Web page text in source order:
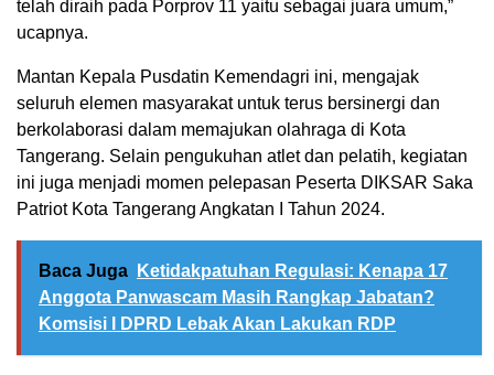
telah diraih pada Porprov 11 yaitu sebagai juara umum,”
ucapnya.
Mantan Kepala Pusdatin Kemendagri ini, mengajak
seluruh elemen masyarakat untuk terus bersinergi dan
berkolaborasi dalam memajukan olahraga di Kota
Tangerang. Selain pengukuhan atlet dan pelatih, kegiatan
ini juga menjadi momen pelepasan Peserta DIKSAR Saka
Patriot Kota Tangerang Angkatan I Tahun 2024.
Baca Juga
Ketidakpatuhan Regulasi: Kenapa 17
Anggota Panwascam Masih Rangkap Jabatan?
Komsisi I DPRD Lebak Akan Lakukan RDP